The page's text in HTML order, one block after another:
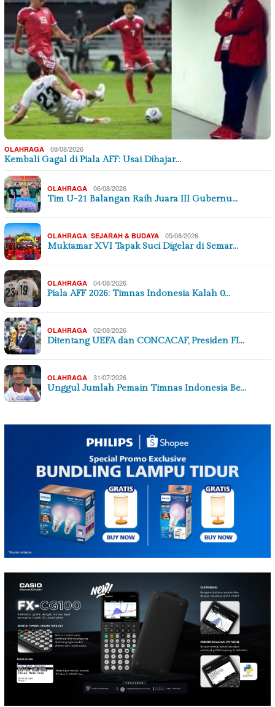
OLAHRAGA 08/08/2026
Kembali Gagal di Piala AFF: Usai Dihajar…
OLAHRAGA 06/08/2026
Tim U-21 Balangan Raih Juara III Gubernu…
OLAHRAGA SEJARAH & BUDAYA 05/08/2026
Muktamar XVI Tapak Suci Digelar di Semar…
OLAHRAGA 04/08/2026
Piala AFF 2026: Timnas Indonesia Kalah 0…
OLAHRAGA 02/08/2026
Ditentang UEFA dan CONCACAF, Presiden FI…
OLAHRAGA 31/07/2026
Unggul Jumlah Pemain Timnas Indonesia Be…